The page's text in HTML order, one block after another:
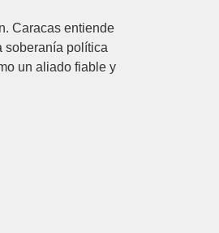
Caracas entiende
soberanía política
un aliado fiable y